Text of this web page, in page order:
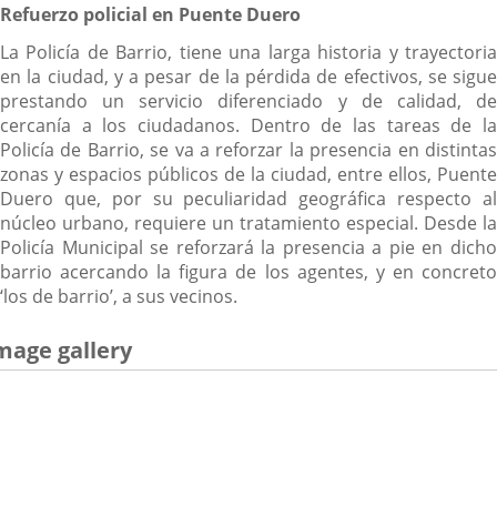
Refuerzo policial en Puente Duero
La Policía de Barrio, tiene una larga historia y trayectoria
en la ciudad, y a pesar de la pérdida de efectivos, se sigue
prestando un servicio diferenciado y de calidad, de
cercanía a los ciudadanos. Dentro de las tareas de la
Policía de Barrio, se va a reforzar la presencia en distintas
zonas y espacios públicos de la ciudad, entre ellos, Puente
Duero que, por su peculiaridad geográfica respecto al
núcleo urbano, requiere un tratamiento especial. Desde la
Policía Municipal se reforzará la presencia a pie en dicho
barrio acercando la figura de los agentes, y en concreto
‘los de barrio’, a sus vecinos.
gallery